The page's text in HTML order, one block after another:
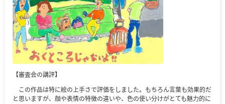
【審査会の講評】
この作品は特に絵の上手さで評価をしました。もちろん言葉も効果的だ
と思いますが、顔や表情の特徴の違いや、色の使い分けがとても魅力的に